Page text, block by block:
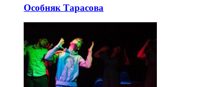
Особняк Тарасова